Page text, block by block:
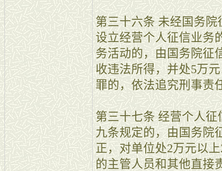
第三十六条 未经国务
设立经营个人征信业务
务活动的，由国务院征
收违法所得，并处5万
罪的，依法追究刑事责
第三十七条 经营个人
九条规定的，由国务院
正，对单位处2万元以
的主管人员和其他直接